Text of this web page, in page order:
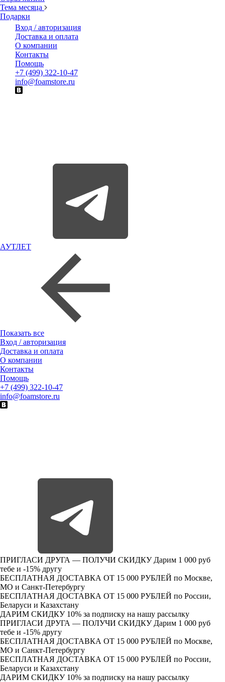
Тема месяца
Подарки
Вход / авторизация
Доставка и оплата
О компании
Контакты
Помощь
+7 (499) 322-10-47
info@foamstore.ru
АУТЛЕТ
Показать все
Вход / авторизация
Доставка и оплата
О компании
Контакты
Помощь
+7 (499) 322-10-47
info@foamstore.ru
ПРИГЛАСИ ДРУГА — ПОЛУЧИ СКИДКУ Дарим 1 000 руб
тебе и -15% другу
БЕСПЛАТНАЯ ДОСТАВКА ОТ 15 000 РУБЛЕЙ по Москве,
МО и Санкт-Петербургу
БЕСПЛАТНАЯ ДОСТАВКА ОТ 15 000 РУБЛЕЙ по России,
Беларуси и Казахстану
ДАРИМ СКИДКУ 10% за подписку на нашу рассылку
ПРИГЛАСИ ДРУГА — ПОЛУЧИ СКИДКУ Дарим 1 000 руб
тебе и -15% другу
БЕСПЛАТНАЯ ДОСТАВКА ОТ 15 000 РУБЛЕЙ по Москве,
МО и Санкт-Петербургу
БЕСПЛАТНАЯ ДОСТАВКА ОТ 15 000 РУБЛЕЙ по России,
Беларуси и Казахстану
ДАРИМ СКИДКУ 10% за подписку на нашу рассылку